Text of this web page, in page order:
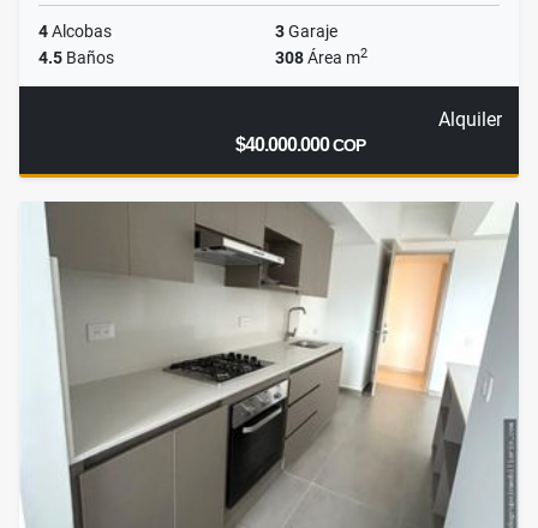
4Alcobas 3Garaje
4.5 Baños 308Área m2
Alquiler
$40.000.000COP